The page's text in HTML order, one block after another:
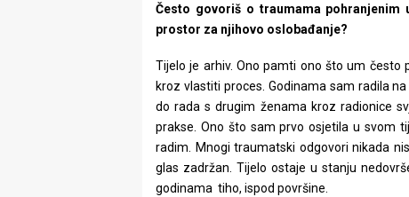
Često govoriš o traumama
prostor za njihovo oslobađanje?
Tijelo je arhiv. Ono pamti ono što um
kroz vlastiti proces. Godinama sam radila
do rada s drugim ženama kroz radionice
prakse. Ono što sam prvo osjetila u svom
radim. Mnogi traumatski odgovori nikada
glas zadržan. Tijelo ostaje u stanju
godinama tiho, ispod površine.